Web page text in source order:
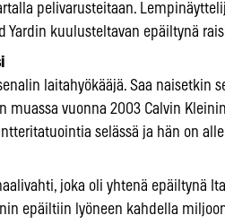
pelivarusteitaan.
Yardin kuulusteltavan epäiltynä
laitahyökääjä. Saa naisetkin
muassa vuonna 2003 Calvin
selässä ja hän on
joka oli yhtenä epäiltynä
epäiltiin lyöneen kahdella